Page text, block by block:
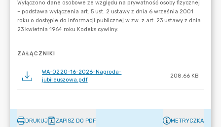
ZAŁĄCZNIKI
WA-0220-16-2026-Nagroda-
jubileuszowa.pdf
208.66 KB
DRUKUJ ZAPISZ DO PDF METRYCZKA